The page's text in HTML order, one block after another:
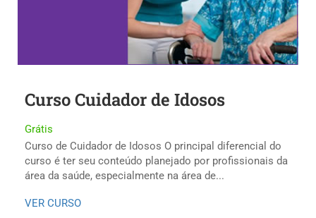
Curso Cuidador de Idosos
Grátis
Curso de Cuidador de Idosos O principal diferencial do
curso é ter seu conteúdo planejado por profissionais da
área da saúde, especialmente na área de...
VER CURSO